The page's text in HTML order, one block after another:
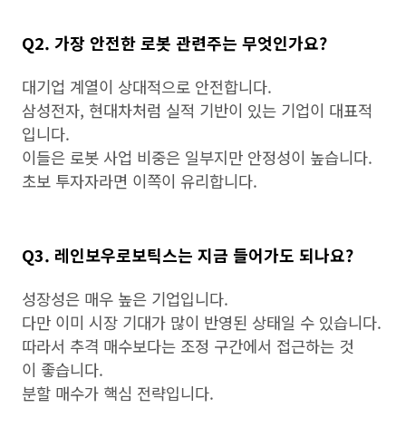
Q2. 가장 안전한 로봇 관련주는 무엇인가요?
대기업 계열이 상대적으로 안전합니다.
삼성전자, 현대차처럼 실적 기반이 있는 기업이 대표적
입니다.
이들은 로봇 사업 비중은 일부지만 안정성이 높습니다.
초보 투자자라면 이쪽이 유리합니다.
Q3. 레인보우로보틱스는 지금 들어가도 되나요?
성장성은 매우 높은 기업입니다.
다만 이미 시장 기대가 많이 반영된 상태일 수 있습니다.
따라서 추격 매수보다는 조정 구간에서 접근하는 것
이 좋습니다.
분할 매수가 핵심 전략입니다.